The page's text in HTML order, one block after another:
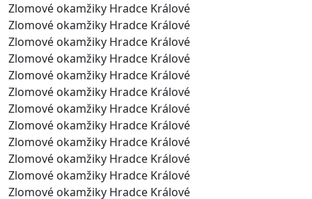
Zlomové okamžiky Hradce Králové
Zlomové okamžiky Hradce Králové
Zlomové okamžiky Hradce Králové
Zlomové okamžiky Hradce Králové
Zlomové okamžiky Hradce Králové
Zlomové okamžiky Hradce Králové
Zlomové okamžiky Hradce Králové
Zlomové okamžiky Hradce Králové
Zlomové okamžiky Hradce Králové
Zlomové okamžiky Hradce Králové
Zlomové okamžiky Hradce Králové
Zlomové okamžiky Hradce Králové